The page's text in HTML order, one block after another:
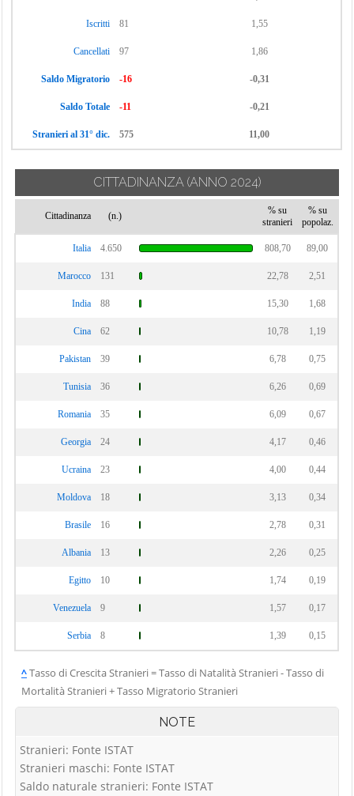
Iscritti 81 1,55
Cancellati 97 1,86
Saldo Migratorio -16 -0,31
Saldo Totale -11 -0,21
Stranieri al 31° dic. 575 11,00
CITTADINANZA (ANNO 2024)
Cittadinanza (n.)
% su
stranieri
% su
popolaz.
Italia 4.650 808,70 89,00
Marocco 131 22,78 2,51
India 88 15,30 1,68
Cina 62 10,78 1,19
Pakistan 39 6,78 0,75
Tunisia 36 6,26 0,69
Romania 35 6,09 0,67
Georgia 24 4,17 0,46
Ucraina 23 4,00 0,44
Moldova 18 3,13 0,34
Brasile 16 2,78 0,31
Albania 13 2,26 0,25
Egitto 10 1,74 0,19
Venezuela 9 1,57 0,17
Serbia 8 1,39 0,15
^Tasso di Crescita Stranieri = Tasso di Natalità Stranieri - Tasso di
Mortalità Stranieri + Tasso Migratorio Stranieri
NOTE
Stranieri: Fonte ISTAT
Stranieri maschi: Fonte ISTAT
Saldo naturale stranieri: Fonte ISTAT